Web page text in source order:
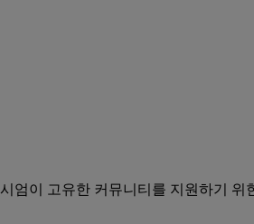
엄이 고유한 커뮤니티를 지원하기 위